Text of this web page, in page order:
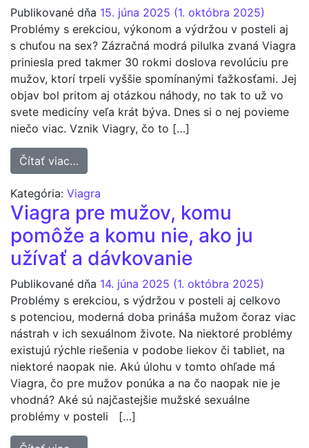
Publikované dňa 15. júna 2025 (1. októbra 2025)
Problémy s erekciou, výkonom a výdržou v posteli aj
s chuťou na sex? Zázračná modrá pilulka zvaná Viagra
priniesla pred takmer 30 rokmi doslova revolúciu pre
mužov, ktorí trpeli vyššie spomínanými ťažkosťami. Jej
objav bol pritom aj otázkou náhody, no tak to už vo
svete medicíny veľa krát býva. Dnes si o nej povieme
niečo viac. Vznik Viagry, čo to […]
Čítať viac…
Kategória: Viagra
Viagra pre mužov, komu
pomôže a komu nie, ako ju
užívať a dávkovanie
Publikované dňa 14. júna 2025 (1. októbra 2025)
Problémy s erekciou, s výdržou v posteli aj celkovo
s potenciou, moderná doba prináša mužom čoraz viac
nástrah v ich sexuálnom živote. Na niektoré problémy
existujú rýchle riešenia v podobe liekov či tabliet, na
niektoré naopak nie. Akú úlohu v tomto ohľade má
Viagra, čo pre mužov ponúka a na čo naopak nie je
vhodná? Aké sú najčastejšie mužské sexuálne
problémy v posteli […]